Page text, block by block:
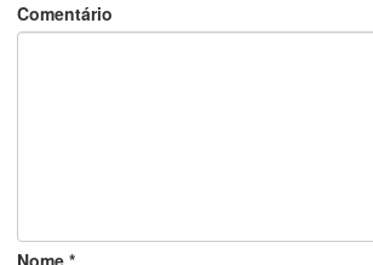
Comentário
Nome *